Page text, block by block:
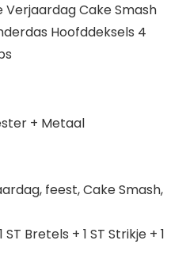
Verjaardag Cake Smash
Hoofddeksels 4
+ Metaal
feest, Cake Smash,
Bretels + 1 ST Strikje + 1